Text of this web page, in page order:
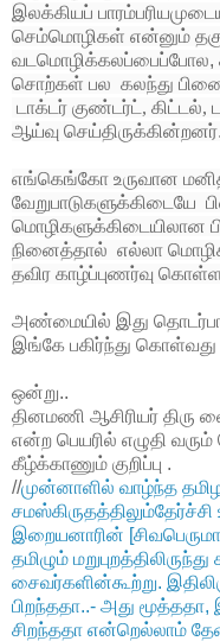
இலக்கியப்
செம்மொழிகள் என்னும்
வடமொழிக்கலப்பைப்போல,
சொற்கள் பல கலந்து
டாக்டர் குண்டர்ட் , கிட்டல்,
ஆய்வு செய்திருக்கின்றனர்.
எங்கெங்கோ உருவான
வேறுபாடுகளுக்கிடையே
மொழிகளுக்கிடையிலான
நினைத்தால் எல்லா
தவிர காழ்ப்புணர்வு கொள்ள
அண்மையில் இது
இங்கே பகிர்ந்து
ஒன்று..
தினமணி ஆசிரியர்
என்ற பெயரில் எழுதி
கீழ்க்காணும் குறிப்பு .
//முன்னாளில் வாழ்ந்த
இறையனாரின்
தமிழும்
சைவர்களின்கூற்று.
பிறந்ததா..- அது மூத்ததா,
சிறந்ததா என்றெல்லாம்